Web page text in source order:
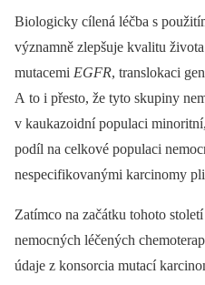
Biologicky cílená léčba s
významně zlepšuje kvalitu
mutacemi EGFR, translokaci
A to i přesto, že tyto skupiny
v kaukazoidní populaci
podíl na celkové populaci
nespecifikovanými karcinomy
Zatímco na začátku tohoto
nemocných léčených
údaje z konsorcia mutací